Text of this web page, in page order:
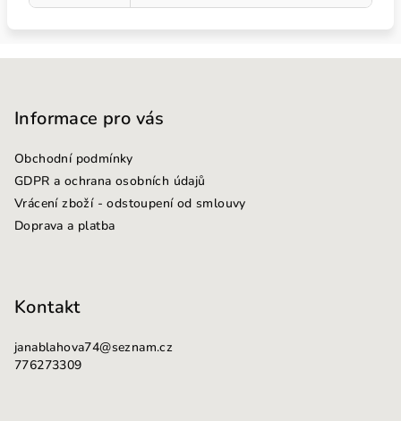
Informace pro vás
Obchodní podmínky
GDPR a ochrana osobních údajů
Vrácení zboží - odstoupení od smlouvy
Doprava a platba
Kontakt
janablahova74@seznam.cz
776273309